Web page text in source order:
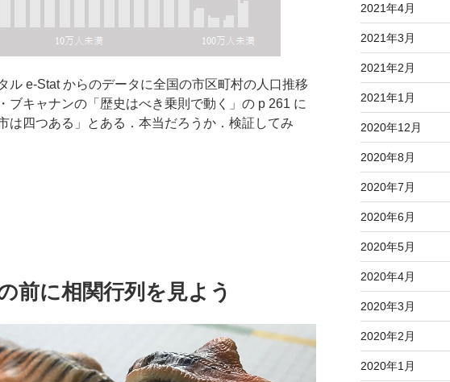
ル e-Stat からのデータに全国の市区町村の人口推移
ブキャナンの「歴史はべき乗則で動く」の p 261 に
は四つある」とある．本当だろうか．検証してみ
前に相関行列を見よう
2021年4月
2021年3月
2021年2月
2021年1月
2020年12月
2020年8月
2020年7月
2020年6月
2020年5月
2020年4月
2020年3月
2020年2月
2020年1月